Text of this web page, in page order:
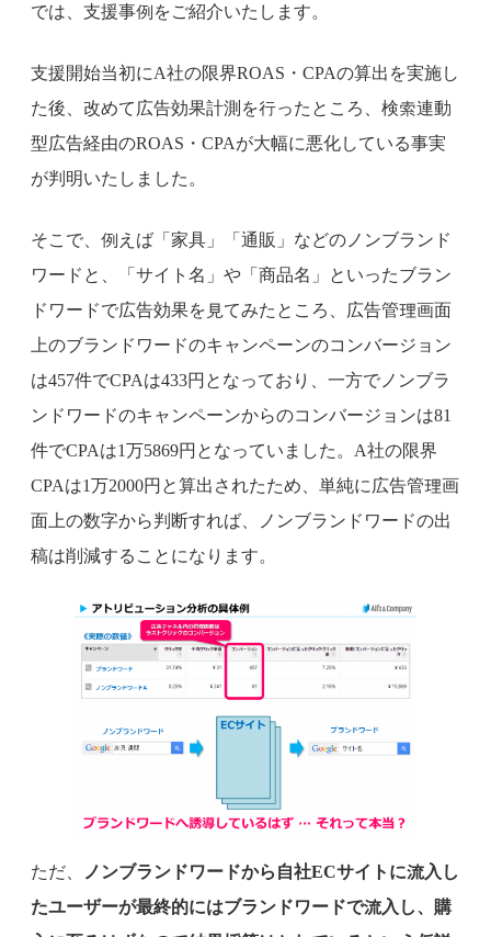
では、支援事例をご紹介いたします。
支援開始当初にA社の限界ROAS・CPAの算出を実施し
た後、改めて広告効果計測を行ったところ、検索連動
型広告経由のROAS・CPAが大幅に悪化している事実
が判明いたしました。
そこで、例えば「家具」「通販」などのノンブランド
ワードと、「サイト名」や「商品名」といったブラン
ドワードで広告効果を見てみたところ、広告管理画面
上のブランドワードのキャンペーンのコンバージョン
は457件でCPAは433円となっており、一方でノンブラ
ンドワードのキャンペーンからのコンバージョンは81
件でCPAは1万5869円となっていました。A社の限界
CPAは1万2000円と算出されたため、単純に広告管理画
面上の数字から判断すれば、ノンブランドワードの出
稿は削減することになります。
ただ、
ノンブランドワードから自社ECサイトに流入し
たユーザーが最終的にはブランドワードで流入し、購